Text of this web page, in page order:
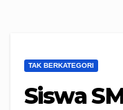
TAK BERKATEGORI
Siswa